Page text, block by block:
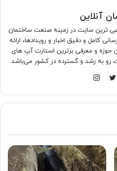
آنلاین
ترین سایت در زمینه صنعت ساختمان
کامل و دقیق اخبار و رویدادها، ارائه
حوزه و معرفی برترین استارت آپ های
رو به رشد و گسترده در کشور می‌باشد.